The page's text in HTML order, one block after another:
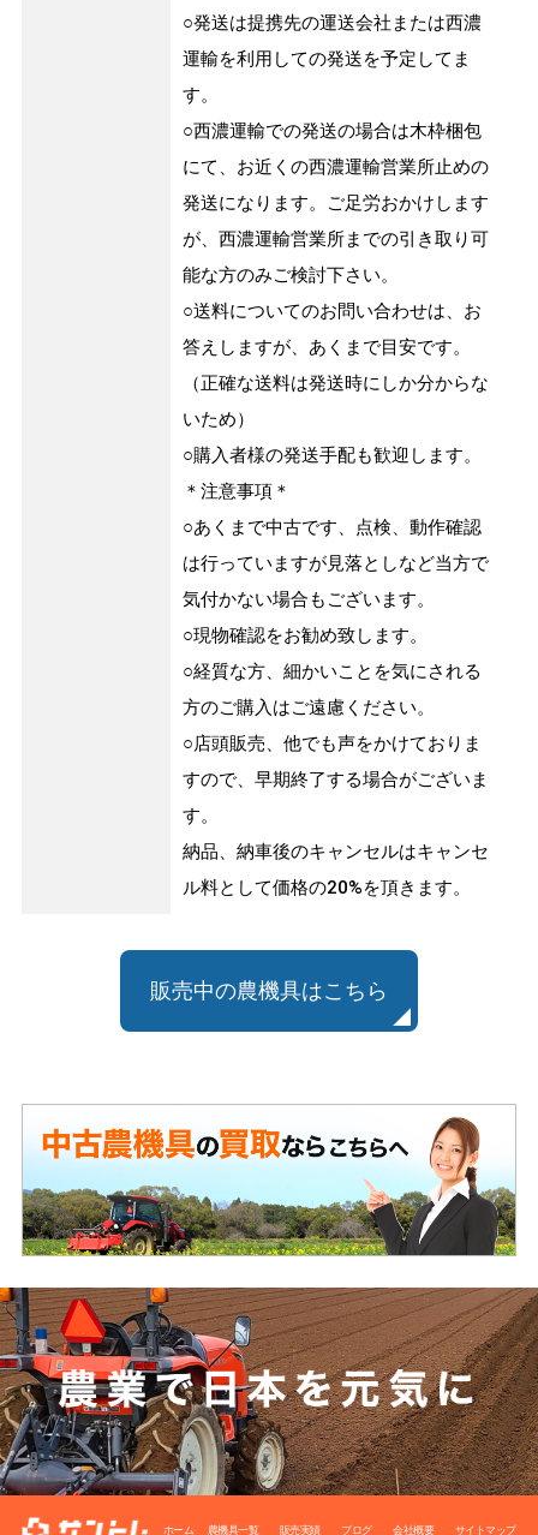
○発送は提携先の運送会社または西濃
運輸を利用しての発送を予定してま
す。
○西濃運輸での発送の場合は木枠梱包
にて、お近くの西濃運輸営業所止めの
発送になります。ご足労おかけします
が、西濃運輸営業所までの引き取り可
能な方のみご検討下さい。
○送料についてのお問い合わせは、お
答えしますが、あくまで目安です。
（正確な送料は発送時にしか分からな
いため）
○購入者様の発送手配も歓迎します。
＊注意事項＊
○あくまで中古です、点検、動作確認
は行っていますが見落としなど当方で
気付かない場合もございます。
○現物確認をお勧め致します。
○経質な方、細かいことを気にされる
方のご購入はご遠慮ください。
○店頭販売、他でも声をかけておりま
すので、早期終了する場合がございま
す。
納品、納車後のキャンセルはキャンセ
ル料として価格の20%を頂きます。
販売中の農機具はこちら
ホーム 農機具一覧 販売実績 ブログ 会社概要 サイトマップ